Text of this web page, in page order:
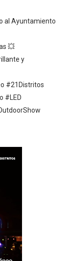
al Ayuntamiento
💥
y
#21Distritos
#LED